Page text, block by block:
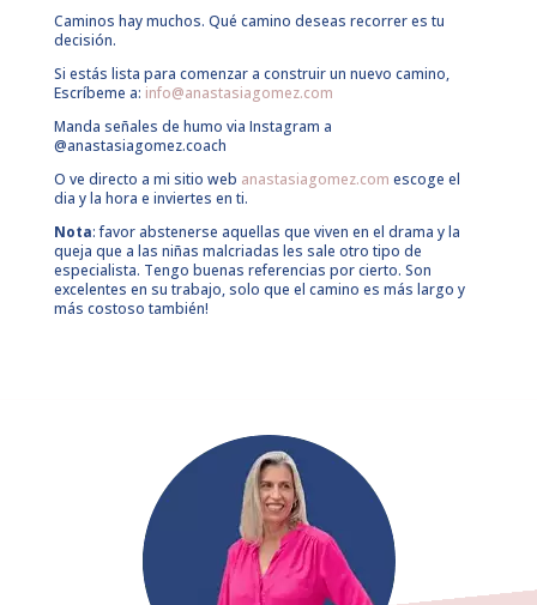
Caminos hay muchos. Qué camino deseas recorrer es tu
decisión.
Si estás lista para comenzar a construir un nuevo camino,
Escríbeme a: info@anastasiagomez.com
Manda señales de humo via Instagram a
@anastasiagomez.coach
O ve directo a mi sitio web anastasiagomez.com escoge el
dia y la hora e inviertes en ti.
Nota: favor abstenerse aquellas que viven en el drama y la
queja que a las niñas malcriadas les sale otro tipo de
especialista. Tengo buenas referencias por cierto. Son
excelentes en su trabajo, solo que el camino es más largo y
más costoso también!